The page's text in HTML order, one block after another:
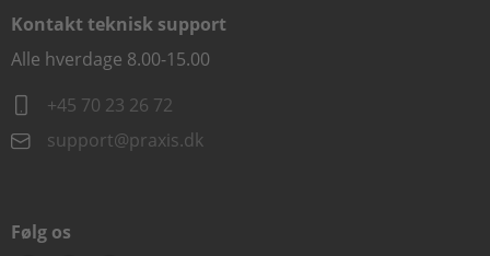
Kontakt teknisk support
Alle hverdage 8.00-15.00
+45 70 23 26 72
support@praxis.dk
Følg os